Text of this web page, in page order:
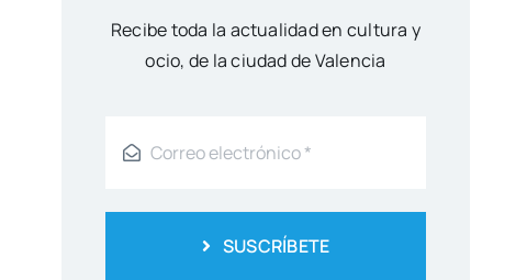
Reci­be toda la actua­li­dad en cul­tu­ra y
ocio, de la ciu­dad de Valen­cia
SUSCRÍBETE